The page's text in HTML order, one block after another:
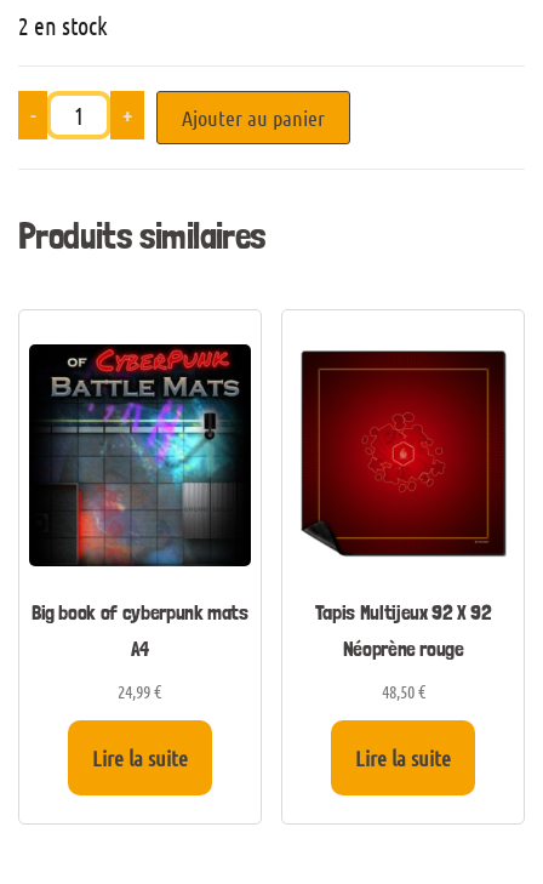
2 en stock
- + Ajouter au panier
Produits similaires
Big book of cyberpunk mats
A4
24,99€
Lire la suite
Tapis Multijeux 92 X 92
Néoprène rouge
48,50€
Lire la suite